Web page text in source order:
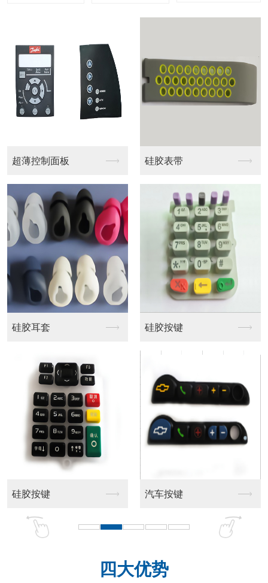
VR 蓝牙音响
智能穿戴配件 VR 外壳
四大优势